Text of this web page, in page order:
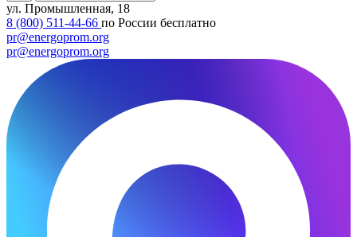
ул. Промышленная, 18
8 (800) 511-44-66 по России бесплатно
pr@energoprom.org
pr@energoprom.org